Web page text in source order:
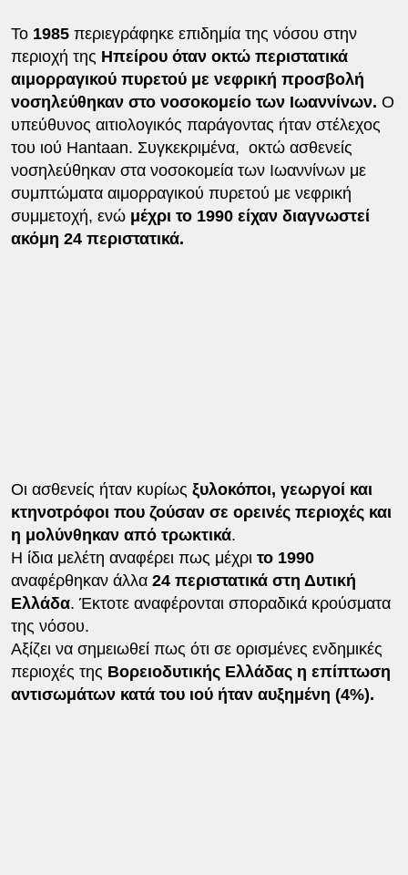
Το 1985περιεγράφηκε επιδημία της νόσου στην
περιοχή της Ηπείρου όταν οκτώ περιστατικά
αιμορραγικού πυρετού με νεφρική προσβολή
νοσηλεύθηκαν στο νοσοκομείο των Ιωαννίνων. Ο
υπεύθυνος αιτιολογικός παράγοντας ήταν στέλεχος
του ιού Hantaan. Συγκεκριμένα, οκτώ ασθενείς
νοσηλεύθηκαν στα νοσοκομεία των Ιωαννίνων με
συμπτώματα αιμορραγικού πυρετού με νεφρική
συμμετοχή, ενώ μέχρι το 1990 είχαν διαγνωστεί
ακόμη 24 περιστατικά.
Οι ασθενείς ήταν κυρίως ξυλοκόποι, γεωργοί και
κτηνοτρόφοι που ζούσαν σε ορεινές περιοχές και
η μολύνθηκαν από τρωκτικά.
Η ίδια μελέτη αναφέρει πως μέχρι το 1990
αναφέρθηκαν άλλα 24 περιστατικά στη Δυτική
Ελλάδα. Έκτοτε αναφέρονται σποραδικά κρούσματα
της νόσου.
Αξίζει να σημειωθεί πως ότι σε ορισμένες ενδημικές
περιοχές της Βορειοδυτικής Ελλάδας η επίπτωση
αντισωμάτων κατά του ιού ήταν αυξημένη (4%).